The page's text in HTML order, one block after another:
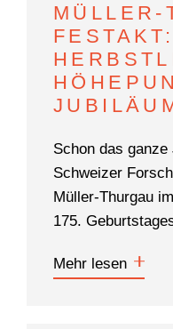
MÜLLER-
FESTAKT:
Schon das
Schweizer
Müller-Thurgau
175.
Mehr lesen